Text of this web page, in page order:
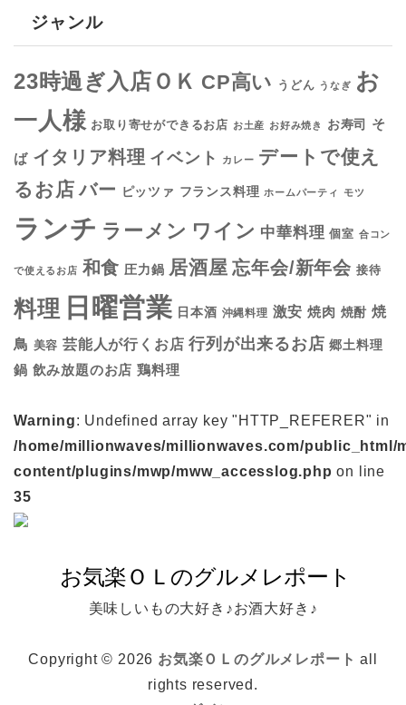
ジャンル
23時過ぎ入店ＯＫ CP高い うどん うなぎ お
一人様 お取り寄せができるお店 お土産 お好み焼き お寿司 そ
ば イタリア料理 イベント カレー デートで使え
るお店 バー ピッツァ フランス料理 ホームパーティ モツ
ランチ ラーメン ワイン 中華料理 個室 合コン
で使えるお店 和食 圧力鍋 居酒屋 忘年会/新年会 接待
料理 日曜営業 日本酒 沖縄料理 激安 焼肉 焼酎 焼
鳥 美容 芸能人が行くお店 行列が出来るお店 郷土料理
鍋 飲み放題のお店 鶏料理
Warning: Undefined array key "HTTP_REFERER" in
/home/millionwaves/millionwaves.com/public_html/
content/plugins/mwp/mww_accesslog.php on line
35
美味しいもの大好き♪お酒大好き♪
Copyright © 2026 お気楽ＯＬのグルメレポート all
rights reserved.